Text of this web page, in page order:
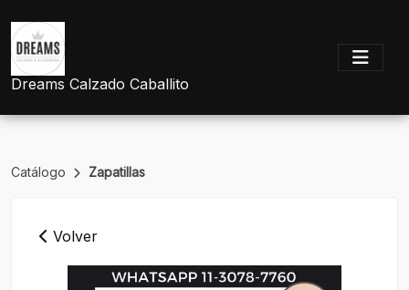
Dreams Calzado Caballito
Catálogo Zapatillas
Volver